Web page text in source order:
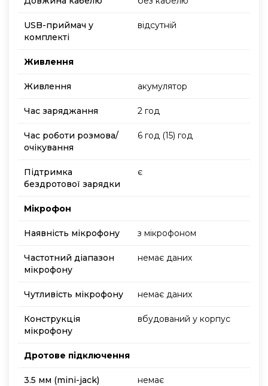
USB-приймач у
комплекті
відсутній
Живлення
Живлення акумулятор
Час заряджання 2 год
Час роботи розмова/
очікування
6 год (15) год
Підтримка
бездротової зарядки
є
Мікрофон
Наявність мікрофону з мікрофоном
Частотний діапазон
мікрофону
немає даних
Чутливість мікрофону немає даних
Конструкція
мікрофону
вбудований у корпус
Дротове підключення
3.5 мм (mini-jack) немає